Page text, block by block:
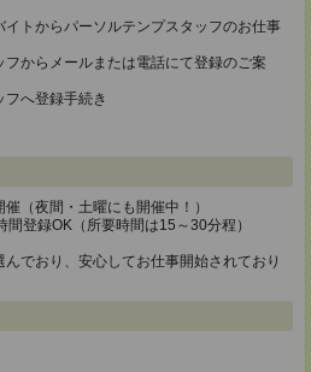
トからパーソルテンプスタッフのお仕事
からメールまたは電話にて登録のご案
へ登録手続き
（夜間・土曜にも開催中！）
登録OK（所要時間は15～30分程）
でおり、安心してお仕事開始されており